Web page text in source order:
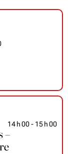
14h00- 15h00
–